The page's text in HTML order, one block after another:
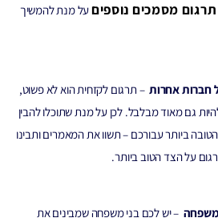
תרגום מסמכים נוספיםעל מנת להמשיך
חברות אחרות– תרגום לקזחית הוא לא פשוט,
גם מאוד מבלבל. לכן על מנת שתוכלו להבין
ביותר עבורכם – תשוו את המאמרים ותבינו
על הצד הטוב ביותר.
משפחה – יש לכם בני משפחה שמבינים את